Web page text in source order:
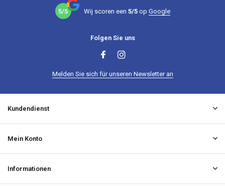
5/5 Wij scoren een 5/5op Google
Folgen Sie uns
Melden Sie sich für unseren Newsletter an
Kundendienst
Mein Konto
Informationen